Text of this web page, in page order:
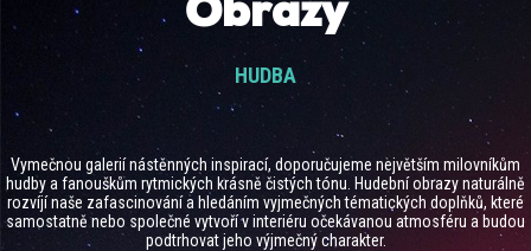
Obrazy
HUDBA
Vymečnou galerií nástěnných inspirací, doporučujeme největším milovníkům
hudby a fanouškům rytmických krásně čistých tónu. Hudební obrazy naturálně
rozvíjí naše zafascinování a hledáním vyjmečných tématických doplňků, které
samostatně nebo společné vytvoří v interiéru očekávanou atmosféru a budou
podtrhovat jeho výjmečný charakter.